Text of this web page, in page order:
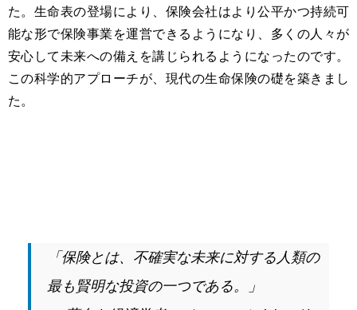
た。生命表の登場により、保険会社はより公平かつ持続可
能な形で保険事業を運営できるようになり、多くの人々が
安心して未来への備えを講じられるようになったのです。
この科学的アプローチが、現代の生命保険の礎を築きまし
た。
「保険とは、不確実な未来に対する人類の
最も賢明な投資の一つである。」